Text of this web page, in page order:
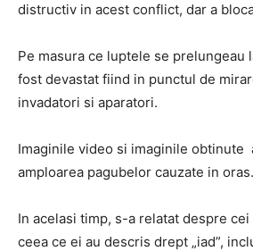
distructiv in acest conflict, dar a
Pe masura ce luptele se prelungeau
fost devastat fiind in punctul de
invadatori si aparatori.
Imaginile video si imaginile obtinute
amploarea pagubelor cauzate in oras.
In acelasi timp, s-a relatat despre
ceea ce ei au descris drept „iad”,